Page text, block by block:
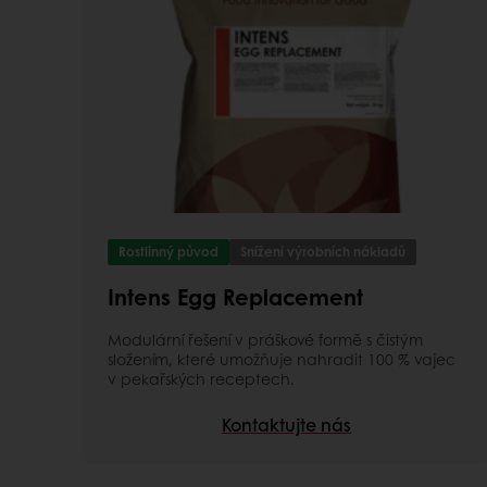
Rostlinný původ Snížení výrobních nákladů
Intens Egg Replacement
Modulární řešení v práškové formě s čistým
složením, které umožňuje nahradit 100 % vajec
v pekařských receptech.
Kontaktujte nás